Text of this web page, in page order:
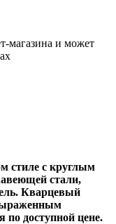
магазина и может
стиле с круглым
стали,
Кварцевый
по доступной цене.